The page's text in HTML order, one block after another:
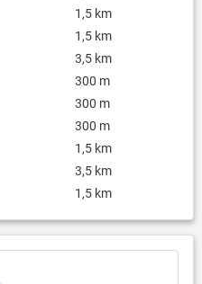
1,5 km
1,5 km
3,5 km
300 m
300 m
300 m
1,5 km
3,5 km
1,5 km